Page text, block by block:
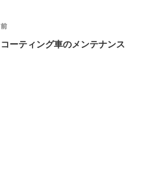
投
稿
前
の
前
コーティング車のメンテナンス